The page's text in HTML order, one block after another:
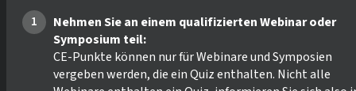
Nehmen Sie an einem qualifizierten Webinar oder
Symposium teil:
CE-Punkte können nur für Webinare und Symposien
vergeben werden, die ein Quiz enthalten. Nicht alle